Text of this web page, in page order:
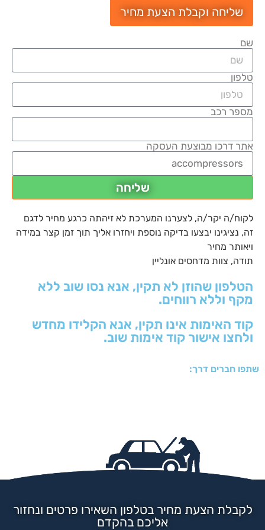
שליחה וקבלת הצעת מחיר
שם
טלפון
מספר רכב
אתר דרכו מבוצעת העסקה
שליחה
לקוח/ה יקר/ה, לצערנו המערכת לא זיהתה כרגע מחיר לדגם
זה, נציגינו יבצעו בדיקה נוספת ויחזרו אליך תוך זמן קצר במידה
ויאותר מחיר
תודה, צוות מדחסים אונליין
הטלפון שהוזן לא תקין, אנא נסו שוב ללא
מקף וללא רווחים.
קוד האימות אינו תקין, אנא הקלידו מחדש
ולחצו אישור קוד אימות שוב.
שתפו חברים דרך:
לקבלת הצעת מחיר בטלפון השאירו פרטים ונחזור
אליכם בהקדם